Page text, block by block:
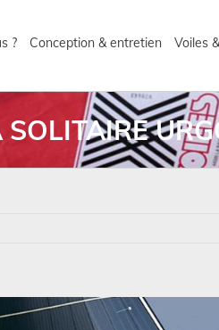
? Conception & entretien Voiles